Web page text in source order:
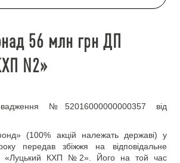
56 млн грн ДП
N2»
№52016000000000357 від
(100% акцій належать державі) у
передав збіжжя на відповідальне
«Луцький КХП №2». Його на той час